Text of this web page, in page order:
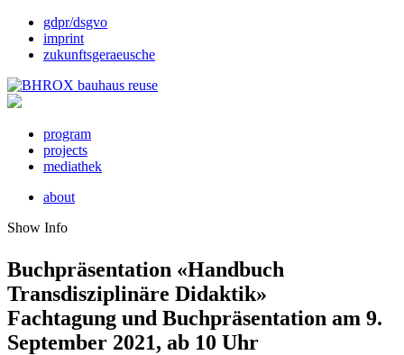
gdpr/dsgvo
imprint
zukunftsgeraeusche
program
projects
mediathek
about
Show Info
Buchpräsentation «Handbuch
Transdisziplinäre Didaktik»
Fachtagung und Buchpräsentation am 9.
September 2021, ab 10 Uhr